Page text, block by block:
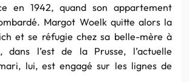
en 1942, quand son appartement
Margot Woelkquitte alors la
et se réfugie chez sa belle-mère à
, dans l’est de la Prusse, l’actuelle
lui, est engagé sur les lignes de